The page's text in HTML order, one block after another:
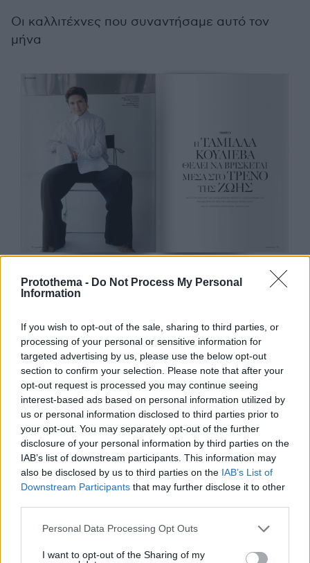
Protothema - Do Not Process My Personal
Information
If you wish to opt-out of the sale, sharing to third parties, or
processing of your personal or sensitive information for
targeted advertising by us, please use the below opt-out
section to confirm your selection. Please note that after your
opt-out request is processed you may continue seeing
interest-based ads based on personal information utilized by
us or personal information disclosed to third parties prior to
your opt-out. You may separately opt-out of the further
disclosure of your personal information by third parties on the
IAB’s list of downstream participants. This information may
also be disclosed by us to third parties on the IAB’s List of
Downstream Participants that may further disclose it to other
Please note that this website/app uses one or more Google
not limited to your visit or usage behaviour. You may click to
Personal Data Processing Opt Outs
I want to opt-out of the Sharing of my
Οι καλλιτέχνες που συναντήσαμε αυτό τον
μήνα
θέατρο και την ανάγκη να μένει πάντα μέσα
στο «τρένο της ζωής», με αφορμή τη νέα της
παράστασηΟ σώζων εαυτόν σωθήτω, που
ξεκινά την περιοδεία της στην Ελλάδα.